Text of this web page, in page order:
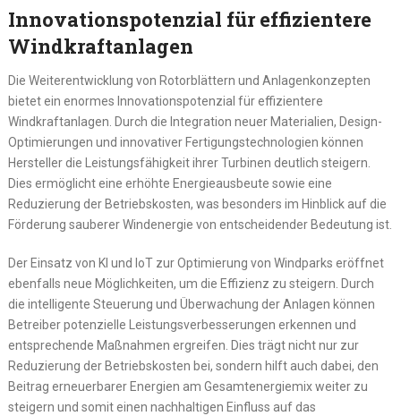
Innovationspotenzial für effizientere
Windkraftanlagen
Die Weiterentwicklung von Rotorblättern und Anlagenkonzepten
bietet ein enormes Innovationspotenzial für effizientere
Windkraftanlagen. Durch die Integration neuer Materialien, Design-
Optimierungen und innovativer Fertigungstechnologien können
Hersteller die Leistungsfähigkeit ihrer Turbinen deutlich steigern.
Dies ermöglicht eine erhöhte Energieausbeute sowie eine
Reduzierung der Betriebskosten, was besonders im Hinblick auf die
Förderung sauberer Windenergie von entscheidender Bedeutung ist.
Der Einsatz von KI und IoT zur Optimierung von Windparks eröffnet
ebenfalls neue Möglichkeiten, um die Effizienz zu steigern. Durch
die intelligente Steuerung und Überwachung der Anlagen können
Betreiber potenzielle Leistungsverbesserungen erkennen und
entsprechende Maßnahmen ergreifen. Dies trägt nicht nur zur
Reduzierung der Betriebskosten bei, sondern hilft auch dabei, den
Beitrag erneuerbarer Energien am Gesamtenergiemix weiter zu
steigern und somit einen nachhaltigen Einfluss auf das